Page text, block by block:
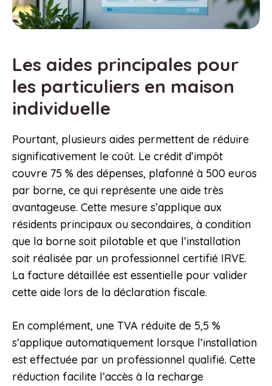
Les aides principales pour
les particuliers en maison
individuelle
Pourtant, plusieurs aides permettent de réduire
significativement le coût. Le crédit d’impôt
couvre 75 % des dépenses, plafonné à 500 euros
par borne, ce qui représente une aide très
avantageuse. Cette mesure s’applique aux
résidents principaux ou secondaires, à condition
que la borne soit pilotable et que l’installation
soit réalisée par un professionnel certifié IRVE.
La facture détaillée est essentielle pour valider
cette aide lors de la déclaration fiscale.
En complément, une TVA réduite de 5,5 %
s’applique automatiquement lorsque l’installation
est effectuée par un professionnel qualifié. Cette
réduction facilite l’accès à la recharge